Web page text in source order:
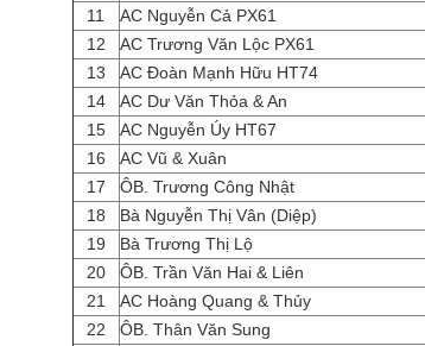
11
AC Nguyễn Cả PX61
12
AC Trương Văn Lộc PX61
13
AC Đoàn Mạnh Hữu HT74
14
AC Dư Văn Thỏa & An
15
AC Nguyễn Úy HT67
16
AC Vũ & Xuân
17
ÔB. Trương Công Nhật
18
Bà Nguyễn Thị Vân (Diệp)
19
Bà Trương Thị Lộ
20
ÔB. Trần Văn Hai & Liên
21
AC Hoàng Quang & Thủy
22
ÔB. Thân Văn Sung